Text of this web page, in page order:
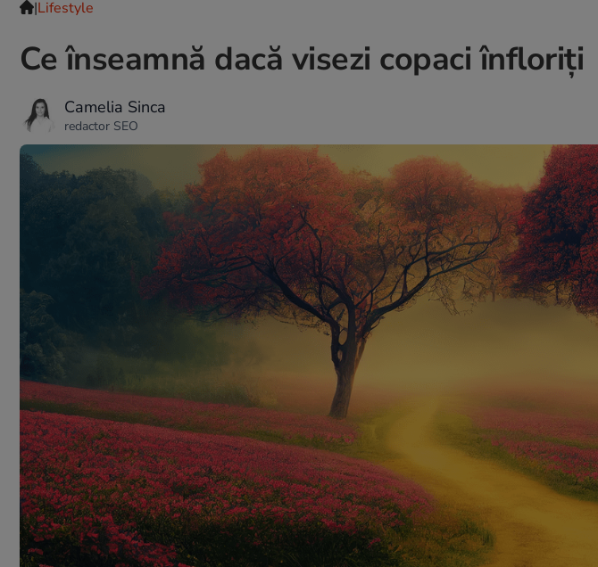
|Lifestyle
Ce înseamnă dacă visezi copaci înfloriți
Camelia Sinca
redactor SEO